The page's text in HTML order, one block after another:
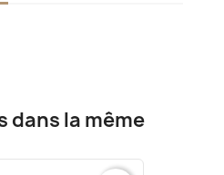
dans la même